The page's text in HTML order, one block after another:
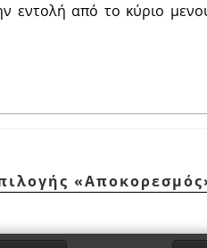
εντολή από το κύριο
«Αποκορεσμός